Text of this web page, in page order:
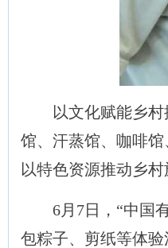
以文化赋能乡村振
馆、汗蒸馆、咖啡
以特色资源推动乡
6月7日，“中国有
包粽子、剪纸等体